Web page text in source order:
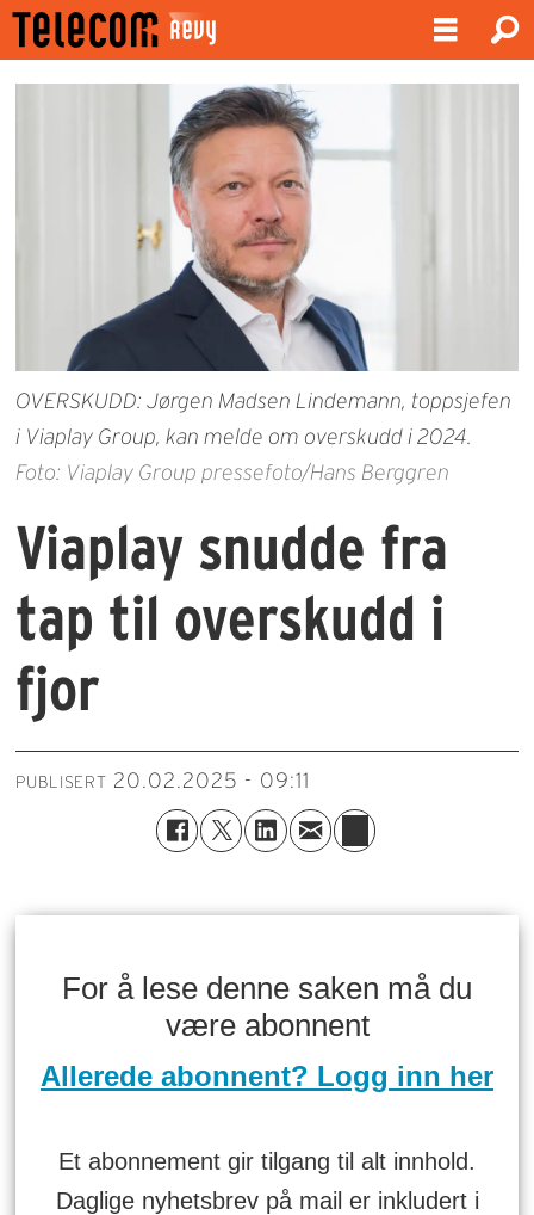
OVERSKUDD: Jørgen Madsen Lindemann, toppsjefen
i Viaplay Group, kan melde om overskudd i 2024.
Foto: Viaplay Group pressefoto/Hans Berggren
Viaplay snudde fra
tap til overskudd i
fjor
PUBLISERT 20.02.2025 - 09:11
For å lese denne saken må du
være abonnent
Allerede abonnent? Logg inn her
Et abonnement gir tilgang til alt innhold.
Daglige nyhetsbrev på mail er inkludert i